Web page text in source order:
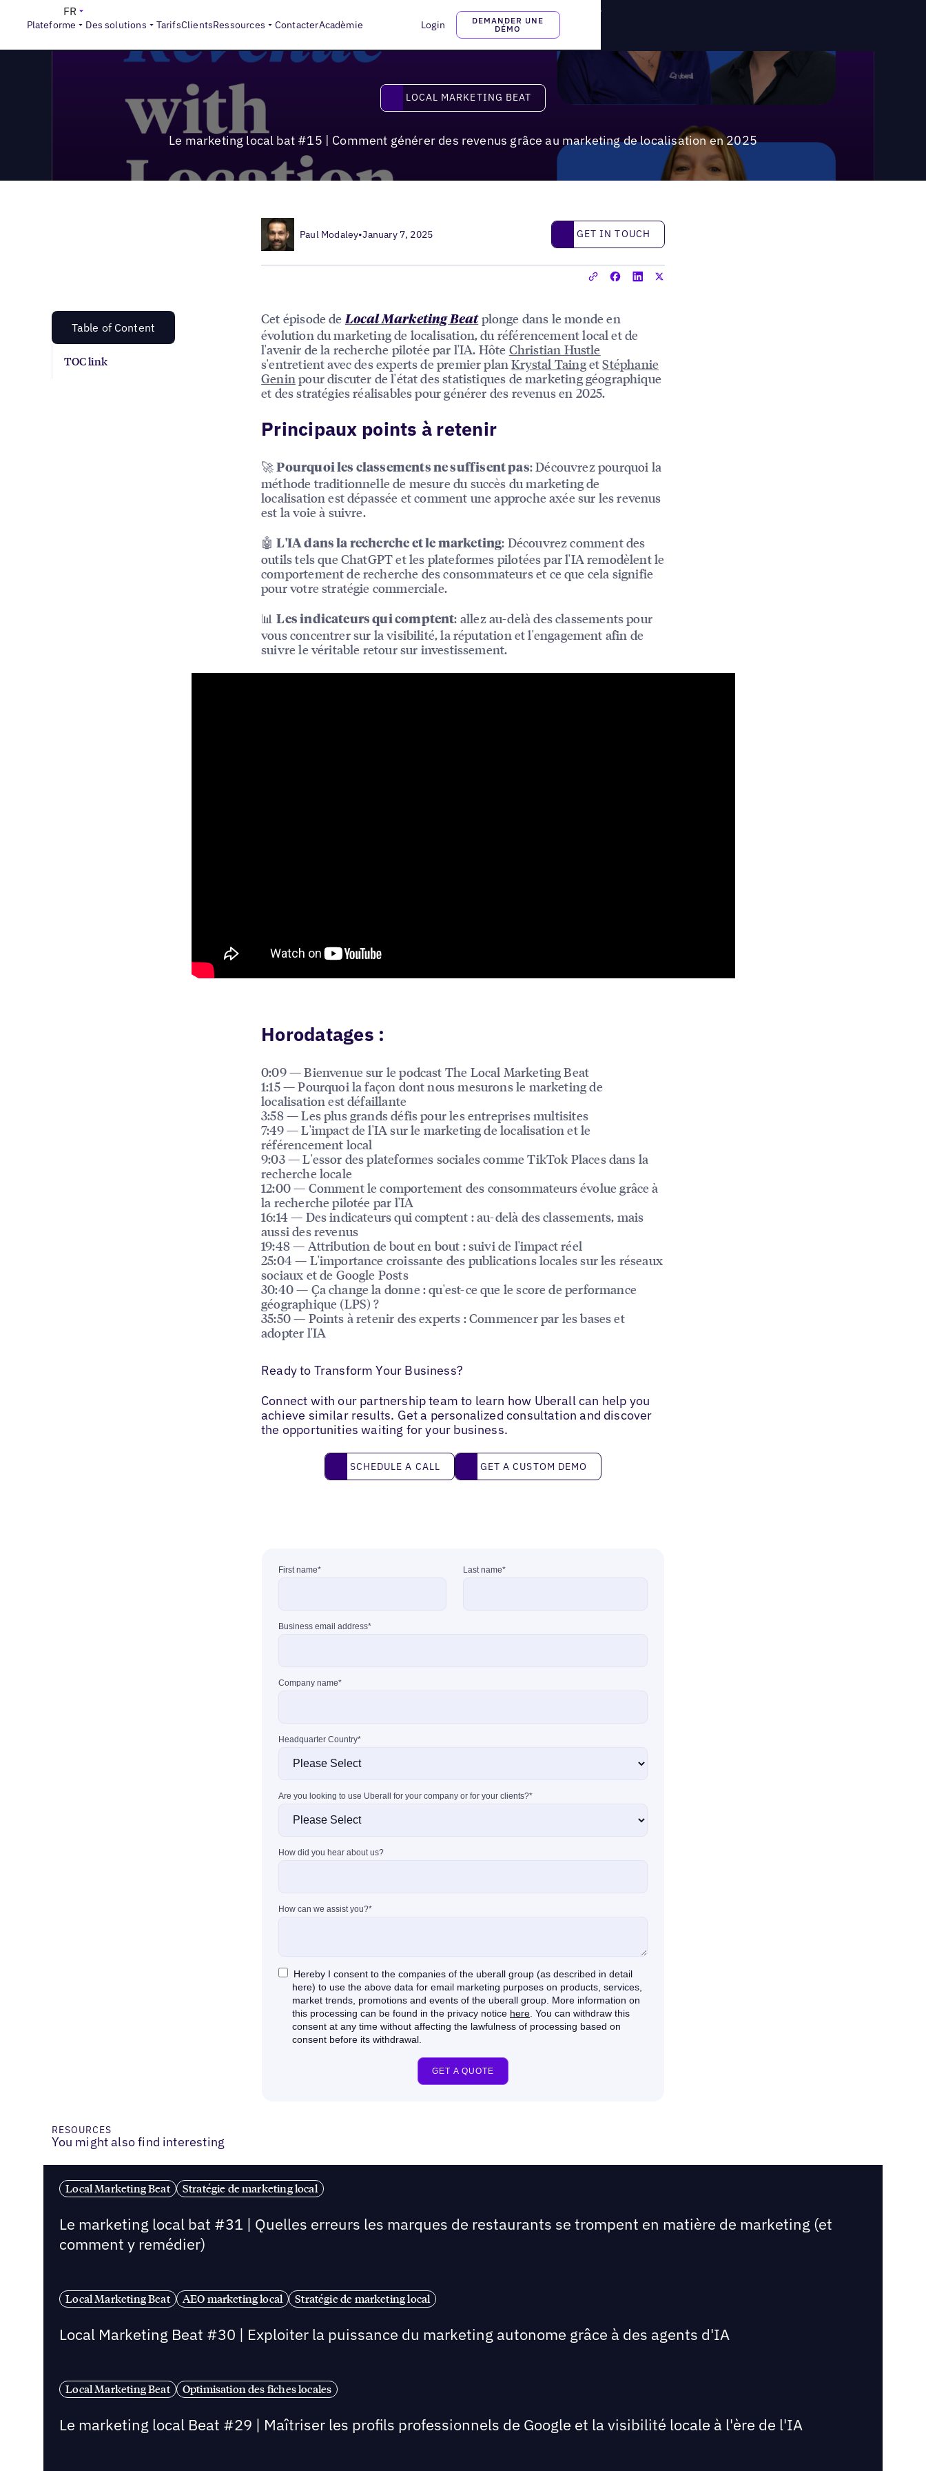
Plateforme Des solutions TarifsClientsRessources ContacterAcadèmie Login
DEMANDER UNE
DÉMO
FR
Local Marketing Beat Le marketing local bat #15 | Comment générer des revenus grâce au marketing de localisation en 2025
Local Marketing Beat
LOCAL MARKETING BEAT
Le marketing local bat #15 | Comment générer des revenus grâce au marketing de localisation en 2025
Paul Modaley•January 7, 2025 Get in touch
GET IN TOUCH
Table of Content
TOC link
Cet épisode de Local Marketing Beatplonge dans le monde en
évolution du marketing de localisation, du référencement local et de
l'avenir de la recherche pilotée par l'IA. Hôte Christian Hustle
s'entretient avec des experts de premier planKrystal TaingetStéphanie
Genin pour discuter de l'état des statistiques de marketing géographique
et des stratégies réalisables pour générer des revenus en 2025.
Principaux points à retenir
🚀 Pourquoi les classements ne suffisent pas: Découvrez pourquoi la
méthode traditionnelle de mesure du succès du marketing de
localisation est dépassée et comment une approche axée sur les revenus
est la voie à suivre.
🤖L'IA dans la recherche et le marketing: Découvrez comment des
outils tels que ChatGPT et les plateformes pilotées par l'IA remodèlent le
comportement de recherche des consommateurs et ce que cela signifie
pour votre stratégie commerciale.
📊Les indicateurs qui comptent: allez au-delà des classements pour
vous concentrer sur la visibilité, la réputation et l'engagement afin de
suivre le véritable retour sur investissement.
Horodatages :
0:09 — Bienvenue sur le podcast The Local Marketing Beat
1:15 — Pourquoi la façon dont nous mesurons le marketing de
localisation est défaillante
3:58 — Les plus grands défis pour les entreprises multisites
7:49 — L'impact de l'IA sur le marketing de localisation et le
référencement local
9:03 — L'essor des plateformes sociales comme TikTok Places dans la
recherche locale
12:00 — Comment le comportement des consommateurs évolue grâce à
la recherche pilotée par l'IA
16:14 — Des indicateurs qui comptent : au-delà des classements, mais
aussi des revenus
19:48 — Attribution de bout en bout : suivi de l'impact réel
25:04 — L'importance croissante des publications locales sur les réseaux
sociaux et de Google Posts
30:40 — Ça change la donne : qu'est-ce que le score de performance
géographique (LPS) ?
35:50 — Points à retenir des experts : Commencer par les bases et
adopter l'IA
Ready to Transform Your Business?
Connect with our partnership team to learn how Uberall can help you
achieve similar results. Get a personalized consultation and discover
the opportunities waiting for your business.
Schedule a call
SCHEDULE A CALL Get a custom demo
GET A CUSTOM DEMO
RESOURCES
You might also find interesting
Local Marketing Beat Stratégie de marketing local
Le marketing local bat #31 | Quelles erreurs les marques de restaurants se trompent en matière de marketing (et
comment y remédier)
Local Marketing Beat AEO marketing local Stratégie de marketing local
Local Marketing Beat #30 | Exploiter la puissance du marketing autonome grâce à des agents d'IA
Local Marketing Beat Optimisation des fiches locales
Le marketing local Beat #29 | Maîtriser les profils professionnels de Google et la visibilité locale à l'ère de l'IA